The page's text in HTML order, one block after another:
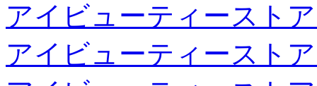
アイビューティースト
アイビューティースト